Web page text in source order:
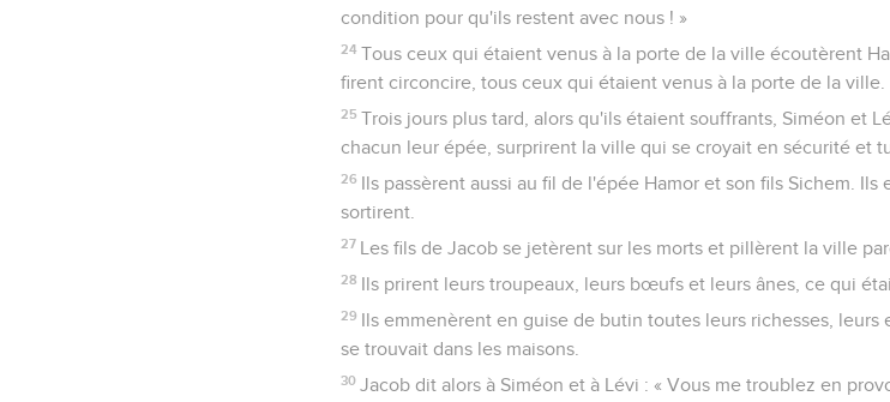
condition pour qu'ils restent avec nous ! »
24 Tous ceux qui étaient venus à la porte de la ville écoutèrent
firent circoncire, tous ceux qui étaient venus à la porte de la ville.
25 Trois jours plus tard, alors qu'ils étaient souffrants, Siméon et
chacun leur épée, surprirent la ville qui se croyait en sécurité et
26
Ils passèrent aussi au fil de l'épée Hamor et son fils Sichem.
sortirent.
27 Les fils de Jacob se jetèrent sur les morts et pillèrent la ville
28 Ils prirent leurs troupeaux, leurs bœufs et leurs ânes, ce qui
29
Ils emmenèrent en guise de butin toutes leurs richesses,
se trouvait dans les maisons.
30 Jacob dit alors à Siméon et à Lévi : « Vous me troublez en